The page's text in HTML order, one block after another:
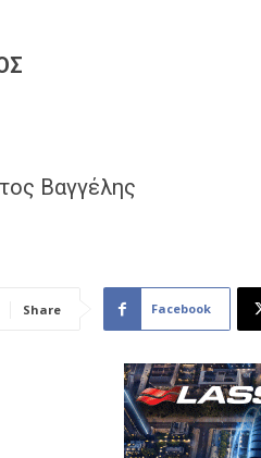
Share Facebook